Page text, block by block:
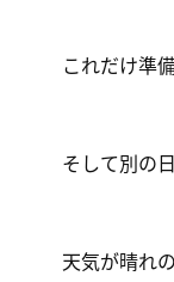
これだけ準
そして別の日
天気が晴れ